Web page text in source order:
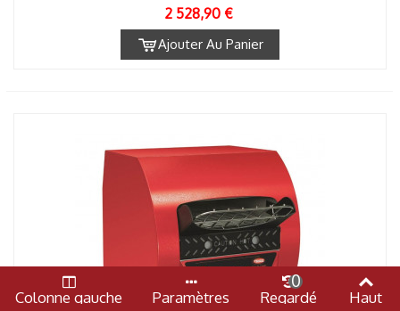
2 528,90 €
Ajouter Au Panier
Colonne gauche Paramètres Regardé
0
Haut